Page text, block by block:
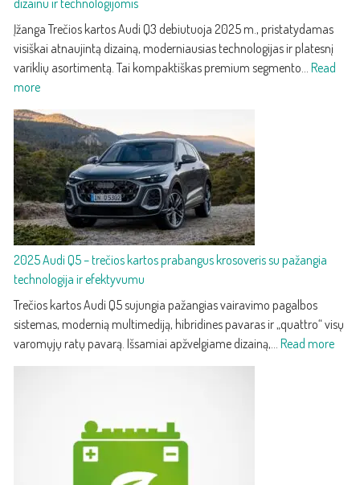
dizainu ir technologijomis
Įžanga Trečios kartos Audi Q3 debiutuoja 2025 m., pristatydamas
visiškai atnaujintą dizainą, moderniausias technologijas ir platesnį
variklių asortimentą. Tai kompaktiškas premium segmento… Read
more:
2025
Audi
Q3
–
trečios
kartos
kompaktiškas
premium
SUV
su
nauju
technologijomis
2025 Audi Q5 – trečios kartos prabangus krosoveris su pažangia
technologija ir efektyvumu
Trečios kartos Audi Q5 sujungia pažangias vairavimo pagalbos
sistemas, modernią multimediją, hibridines pavaras ir „quattro“ visų
varomųjų ratų pavarą. Išsamiai apžvelgiame dizainą,… Read more: